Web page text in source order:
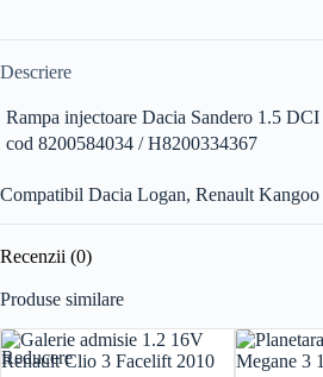
Descriere
Rampa injectoare Dacia Sandero 1.5
cod 8200584034 / H8200334367
Compatibil Dacia Logan, Renault Kangoo
Recenzii (0)
Produse similare
Reducere